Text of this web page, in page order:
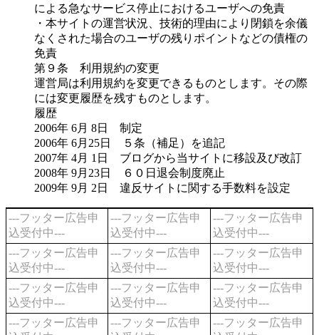
による急なサービス停止におけるユーザへの免責
・本サイトの運営状況、技術的理由により閉鎖を余儀
なくされた場合のユーザの残りポイントなどの債権の
免責
第９条 利用規約の変更
運営局は利用規約を変更できるものとします。その際
には変更履歴を残すものとします。
履歴
2006年 6月 8日 制定
2006年 6月25日 ５条（補足）を追記
2007年 4月 1日 ブログから当サイトに移設及び改訂
2008年 9月23日 ６０日退会制度廃止
2009年 9月 2日 違反サイトに関する手数料を設定
---フッター広告申
込受付中---
---フッター広告申
込受付中---
---フッター広告申
込受付中---
---フッター広告申
込受付中---
---フッター広告申
込受付中---
---フッター広告申
込受付中---
---フッター広告申
込受付中---
---フッター広告申
込受付中---
---フッター広告申
込受付中---
---フッター広告申
---フッター広告申
---フッター広告申